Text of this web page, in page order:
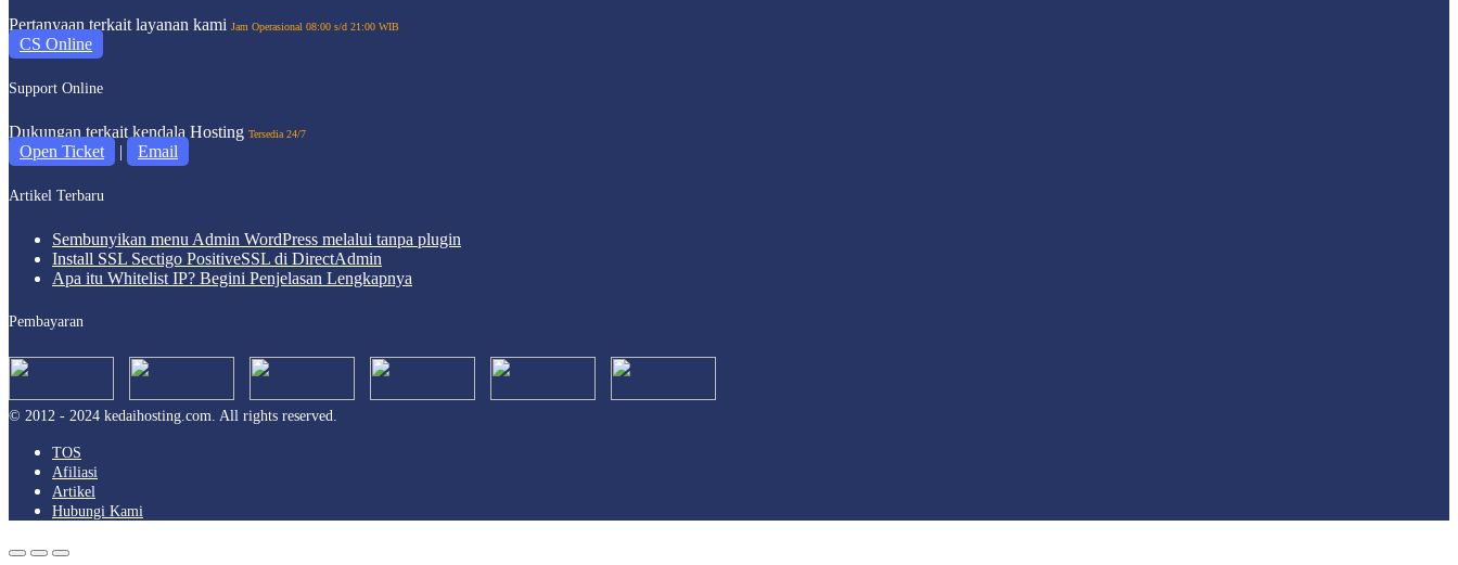
Pertanyaan terkait layanan kami Jam Operasional 08:00 s/d 21:00 WIB
CS Online
Support Online
Dukungan terkait kendala Hosting Tersedia 24/7
Open Ticket | Email
Artikel Terbaru
Sembunyikan menu Admin WordPress melalui tanpa plugin
Install SSL Sectigo PositiveSSL di DirectAdmin
Apa itu Whitelist IP? Begini Penjelasan Lengkapnya
Pembayaran
© 2012 - 2024 kedaihosting.com. All rights reserved.
TOS
Afiliasi
Artikel
Hubungi Kami